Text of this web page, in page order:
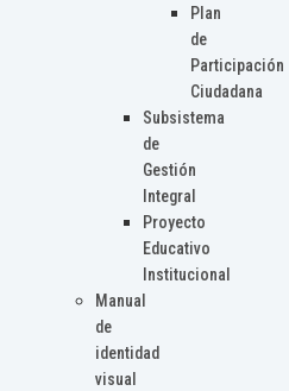
Plan
de
Participación
Ciudadana
Subsistema
de
Gestión
Integral
Proyecto
Educativo
Institucional
Manual
de
identidad
visual